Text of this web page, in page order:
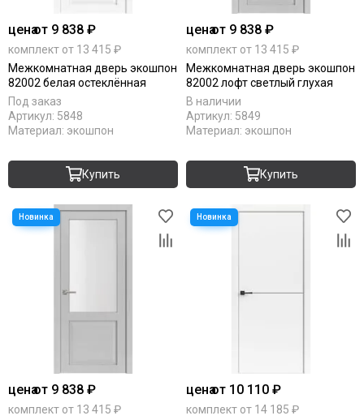
ценаот 9 838 ₽
комплект от 13 415 ₽
Межкомнатная дверь экошпон
82002 белая остеклённая
Под заказ
Артикул: 5848
Материал: экошпон
Купить
ценаот 9 838 ₽
комплект от 13 415 ₽
Межкомнатная дверь экошпон
82002 лофт светлый глухая
В наличии
Артикул: 5849
Материал: экошпон
Купить
ценаот 9 838 ₽
комплект от 13 415 ₽
ценаот 10 110 ₽
комплект от 14 185 ₽